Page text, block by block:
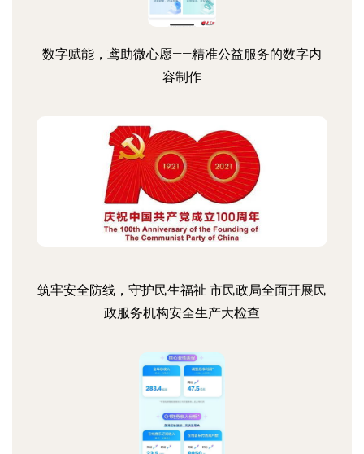
数字赋能，鸢助微心愿——精准公益服务的数字内
容制作
筑牢安全防线，守护民生福祉 市民政局全面开展民
政服务机构安全生产大检查